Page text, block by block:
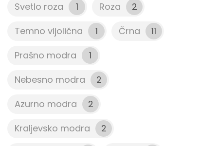
Svetlo roza
1 Roza
2
Temno vijolična
1 Črna
11
Prašno modra
1
Nebesno modra
2
Azurno modra
2
Kraljevsko modra
2